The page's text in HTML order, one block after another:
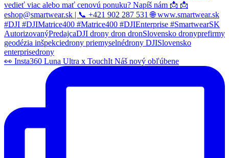
👀 Insta360 Luna Ultra x TouchIt Náš nový obľúbene